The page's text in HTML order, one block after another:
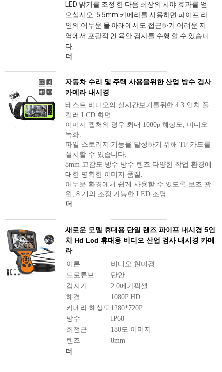
LED 밝기를 조정 한 다음 최상의 시야 효과를 얻
으십시오. 5.5mm 카메라를 사용하면 파이프 라
인의 어두운 물 아래에서도 접근하기 어려운 지
역에서 포괄적 인 육안 검사를 수행 할 수 있습니
다.
더
자동차 수리 및 주택 사용을위한 산업 방수 검사
카메라 내시경
테스트 비디오의 실시간보기를위한 4.3 인치 풀
컬러 LCD 화면.
이미지 캡처의 경우 최대 1080p 해상도, 비디오
녹화.
파일 스토리지 기능을 달성하기 위해 TF 카드를
설치할 수 있습니다.
8mm 고감도 방수 방수 렌즈 다양한 작업 환경에
대한 명확한 이미지 품질.
어두운 환경에서 쉽게 사용할 수 있도록 보조 광
원, 8 개의 조정 가능한 LED 조명.
더
새로운 모델 휴대용 단일 렌즈 파이프 내시경 5인
치 Hd Lcd 휴대용 비디오 산업 검사 내시경 카메
라
이론
비디오 현미경
드로튜브
단안
감지기
2.0메가픽셀
해결
1080P HD
카메라 해상도 1280*720P
방수
IP68
회전근
180도 이미지
렌즈
8mm
더